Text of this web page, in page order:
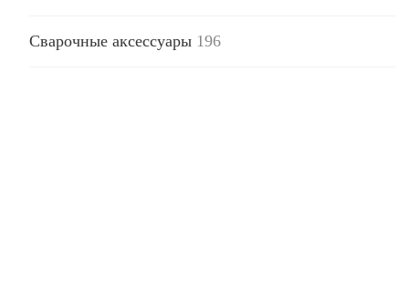
Сварочные аксессуары 196